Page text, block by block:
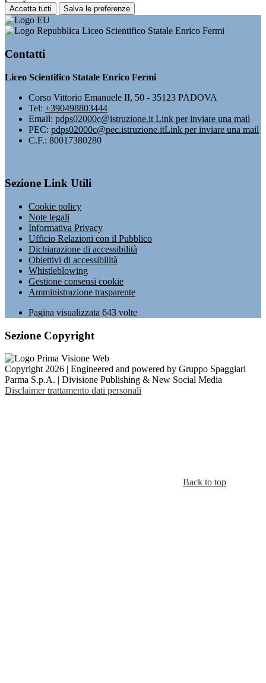
Accetta tutti Salva le preferenze
Liceo Scientifico Statale Enrico Fermi
Contatti
Liceo Scientifico Statale Enrico Fermi
Corso Vittorio Emanuele II, 50 - 35123 PADOVA
Tel: +390498803444
Email: pdps02000c@istruzione.it Link per inviare una mail
PEC: pdps02000c@pec.istruzione.itLink per inviare una mail
C.F.: 80017380280
Sezione Link Utili
Cookie policy
Note legali
Informativa Privacy
Ufficio Relazioni con il Pubblico
Dichiarazione di accessibilità
Obiettivi di accessibilità
Whistleblowing
Gestione consensi cookie
Amministrazione trasparente
Pagina visualizzata 643 volte
Sezione Copyright
Copyright 2026 | Engineered and powered by Gruppo Spaggiari
Parma S.p.A. | Divisione Publishing & New Social Media
Disclaimer trattamento dati personali
Back to top